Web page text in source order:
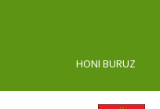
HONI BURUZ